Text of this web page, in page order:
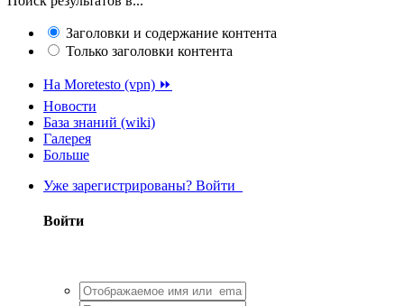
Заголовки и содержание контента
Только заголовки контента
На Moretesto (vpn) ⏩
Новости
База знаний (wiki)
Галерея
Больше
Уже зарегистрированы? Войти
Войти